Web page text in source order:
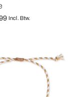
Incl. Btw.